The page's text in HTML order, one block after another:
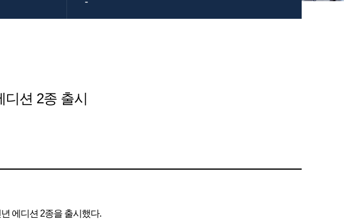
디션 2종 출시
에디션 2종을 출시했다.